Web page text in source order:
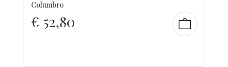
Columbro
€ 52,80